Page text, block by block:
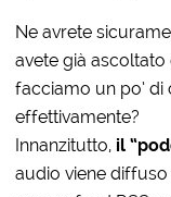
Ne avrete
avete già
facciamo un po’ di
effettivamente?
Innanzitutto, il
audio viene diffuso